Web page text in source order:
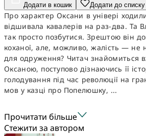
Додати в кошик Додати до
Про характер Оксани в універі
відшивала кавалерів на раз-два. Та
так просто позбутися. Зрештою він
коханої, але, можливо, жалість — не
для одруження? Читач знайомиться
Оксаною, поступово дізнаючись її
голодування під час революції на
мов у казці про Попелюшку, ...
Прочитати більше
Стежити за автором